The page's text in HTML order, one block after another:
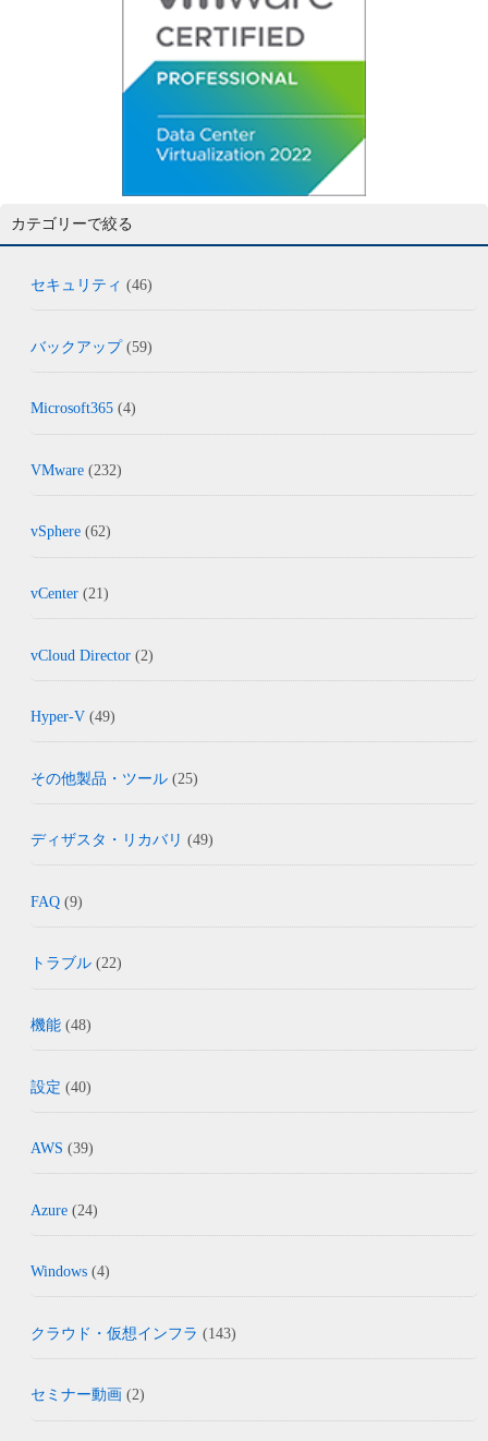
カテゴリーで絞る
セキュリティ (46)
バックアップ(59)
Microsoft365 (4)
VMware (232)
vSphere (62)
vCenter (21)
vCloud Director (2)
Hyper-V (49)
その他製品・ツール (25)
ディザスタ・リカバリ (49)
FAQ (9)
トラブル (22)
機能 (48)
設定 (40)
AWS (39)
Azure (24)
Windows (4)
クラウド・仮想インフラ (143)
セミナー動画 (2)